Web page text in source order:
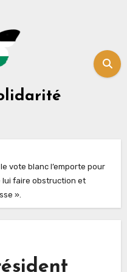
vote blanc l’emporte pour
lui faire obstruction et
».